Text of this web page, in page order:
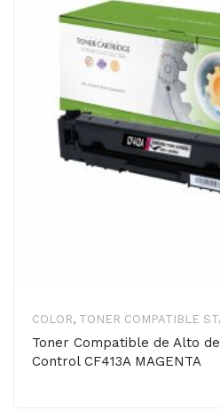
COLOR, TONER COMPATIBLE
Toner Compatible de Alto
Control CF413A MAGENTA